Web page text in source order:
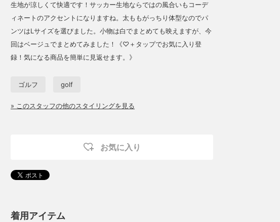
生地が涼しくて快適です！サッカー生地ならではの風合いもコーデ
ィネートのアクセントになりますね。太ももがっちり体型なのでパ
ンツはLサイズを選びました。小物は白でまとめても映えますが、今
回はベージュでまとめてみました！《♡＋タップでお気に入り登
録！気になる商品を簡単に見返せます。》
ゴルフ golf
» このスタッフの他のスタイリングを見る
お気に入り
着用アイテム